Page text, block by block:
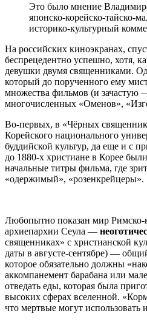
Это было мнение
японско-корейско-тайско-
историко-культурный
На российских киноэкранах,
беспрецедентно успешно, хотя,
девушки двумя священниками.
который до порученного ему
множества фильмов (и зачастую
многочисленных «Оменов»,
Во-первых, в «Чёрных
Корейского национального
буддийской культур, да еще и с
до 1880-х христиане в Корее
начальные титры фильма, где
«одержимый», «розенкрейцеры».
Любопытно показан мир Римско-
архиепархии Сеула —
священниках» с христианской
даты в августе-сентябре)—
которое обязательно должны
аккомпанемент барабана или
отведать еды, которая была
высоких сферах вселенной.
что мертвые могут